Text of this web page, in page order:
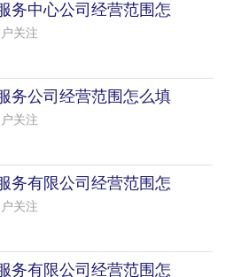
务中心公司经营范围怎
（7个模板）
关注
务公司经营范围怎么填
个模板）
关注
务有限公司经营范围怎
（50个模板）
关注
务有限公司经营范围怎